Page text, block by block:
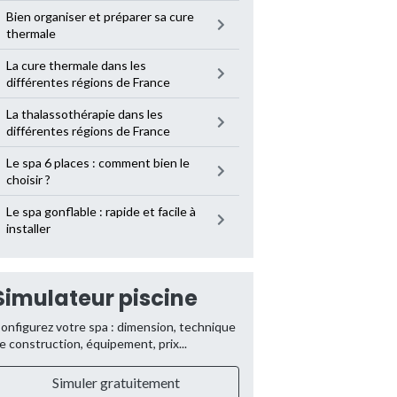
Bien organiser et préparer sa cure
thermale
La cure thermale dans les
différentes régions de France
La thalassothérapie dans les
différentes régions de France
Le spa 6 places : comment bien le
choisir ?
Le spa gonflable : rapide et facile à
installer
piscine
votre spa : dimension, technique
construction, équipement, prix...
Simuler gratuitement